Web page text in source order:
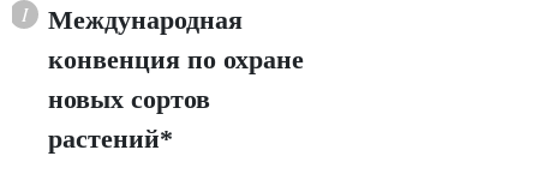
Международная
конвенция по охране
новых сортов
растений*